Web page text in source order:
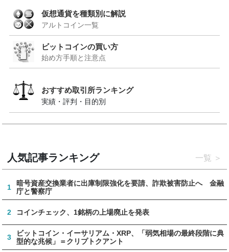
仮想通貨を種類別に解説
アルトコイン一覧
ビットコインの買い方
始め方手順と注意点
おすすめ取引所ランキング
実績・評判・目的別
人気記事ランキング 一覧
1
暗号資産交換業者に出庫制限強化を要請、詐欺被害防止へ 金融
庁と警察庁
2 コインチェック、1銘柄の上場廃止を発表
3
ビットコイン・イーサリアム・XRP、「弱気相場の最終段階に典
型的な兆候」＝クリプトクアント